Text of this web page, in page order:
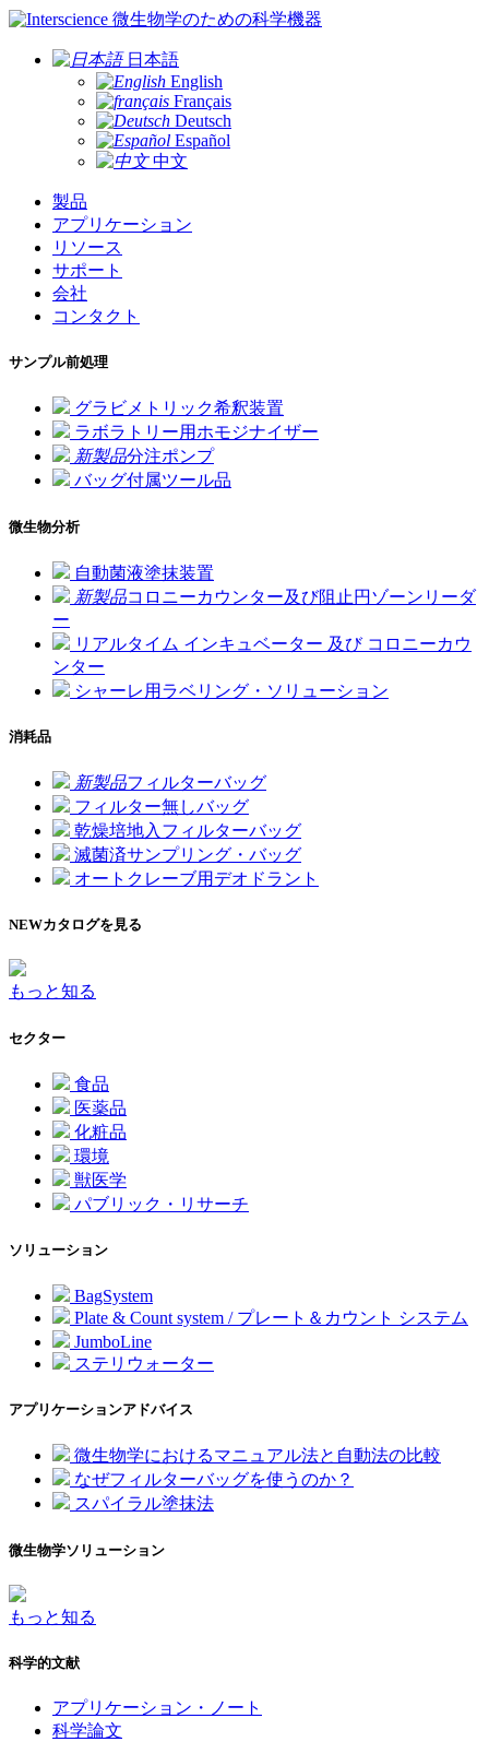
微生物学のための科学機器
日本語
English
Français
Deutsch
Español
中文
製品
アプリケーション
リソース
サポート
会社
コンタクト
サンプル前処理
グラビメトリック希釈装置
ラボラトリー用ホモジナイザー
新製品分注ポンプ
バッグ付属ツール品
微生物分析
自動菌液塗抹装置
新製品コロニーカウンター及び阻止円ゾーンリーダ
ー
リアルタイム インキュベーター 及び コロニーカウ
ンター
シャーレ用ラベリング・ソリューション
消耗品
新製品フィルターバッグ
フィルター無しバッグ
乾燥培地入フィルターバッグ
滅菌済サンプリング・バッグ
オートクレーブ用デオドラント
NEWカタログを見る
もっと知る
セクター
食品
医薬品
化粧品
環境
獣医学
パブリック・リサーチ
ソリューション
BagSystem
Plate & Count system / プレート＆カウント システム
JumboLine
ステリウォーター
アプリケーションアドバイス
微生物学におけるマニュアル法と自動法の比較
なぜフィルターバッグを使うのか？
スパイラル塗抹法
微生物学ソリューション
もっと知る
科学的文献
アプリケーション・ノート
科学論文